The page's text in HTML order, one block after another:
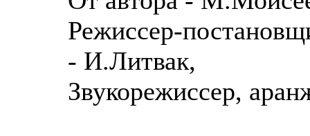
Режиссер-
- И.Литвак,
Звукорежиссер,